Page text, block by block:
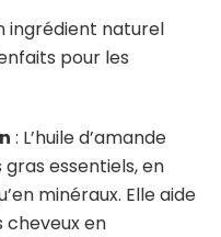
ingrédient naturel
pour les
: L’huile d’amande
essentiels, en
minéraux. Elle aide
en